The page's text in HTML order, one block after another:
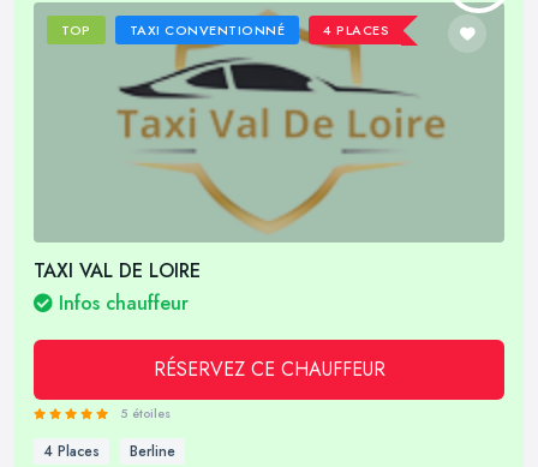
TOP TAXI CONVENTIONNÉ 4 PLACES
TAXI VAL DE LOIRE
Infos chauffeur
RÉSERVEZ CE CHAUFFEUR
5 étoiles
4 Places Berline